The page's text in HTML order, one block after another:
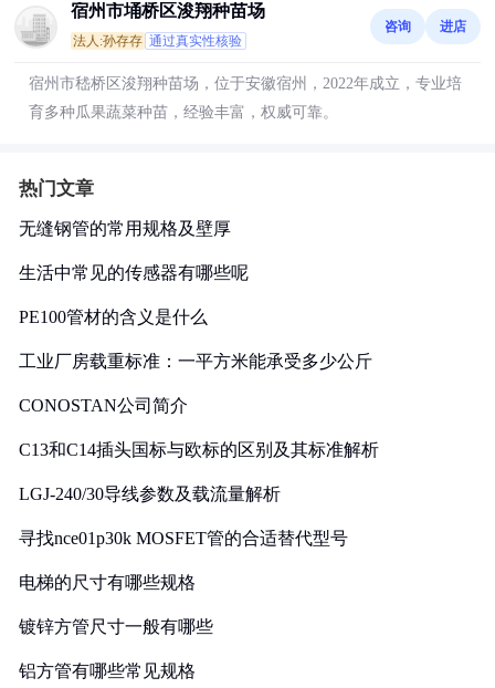
宿州市埇桥区浚翔种苗场
法人:孙存存 通过真实性核验
咨询 进店
宿州市嵇桥区浚翔种苗场，位于安徽宿州，2022年成立，专业培
育多种瓜果蔬菜种苗，经验丰富，权威可靠。
热门文章
无缝钢管的常用规格及壁厚
生活中常见的传感器有哪些呢
PE100管材的含义是什么
工业厂房载重标准：一平方米能承受多少公斤
CONOSTAN公司简介
C13和C14插头国标与欧标的区别及其标准解析
LGJ-240/30导线参数及载流量解析
寻找nce01p30k MOSFET管的合适替代型号
电梯的尺寸有哪些规格
镀锌方管尺寸一般有哪些
铝方管有哪些常见规格